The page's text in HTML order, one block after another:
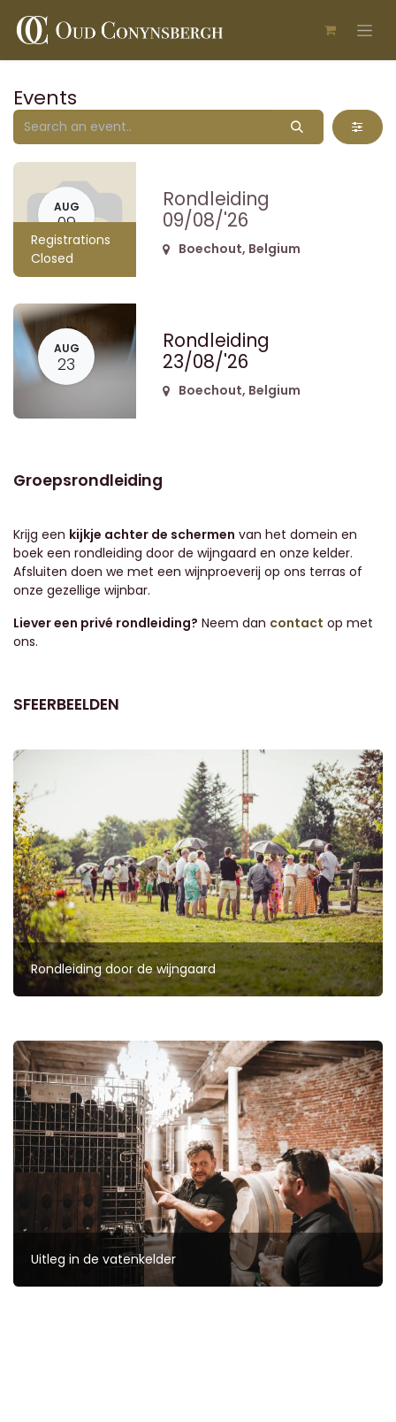
Events
AUG
09
Registrations
Closed
Rondleiding
09/08/'26
Boechout, Belgium
AUG
23
Rondleiding
23/08/'26
Boechout, Belgium
Groepsrondleiding
Krijg een kijkje achter de schermen van het domein en
boek een rondleiding door de wijngaard en onze kelder.
Afsluiten doen we met een wijnproeverij op ons terras of
onze gezellige wijnbar.
Liever een privé rondleiding? Neem dan contact op met
ons.
SFEERBEELDEN
Rondleiding door de wijngaard
Uitleg in de vatenkelder